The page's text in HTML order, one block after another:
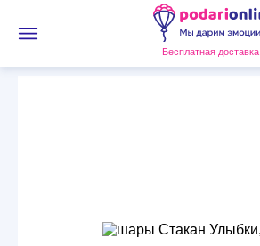
Бесплатная доставка